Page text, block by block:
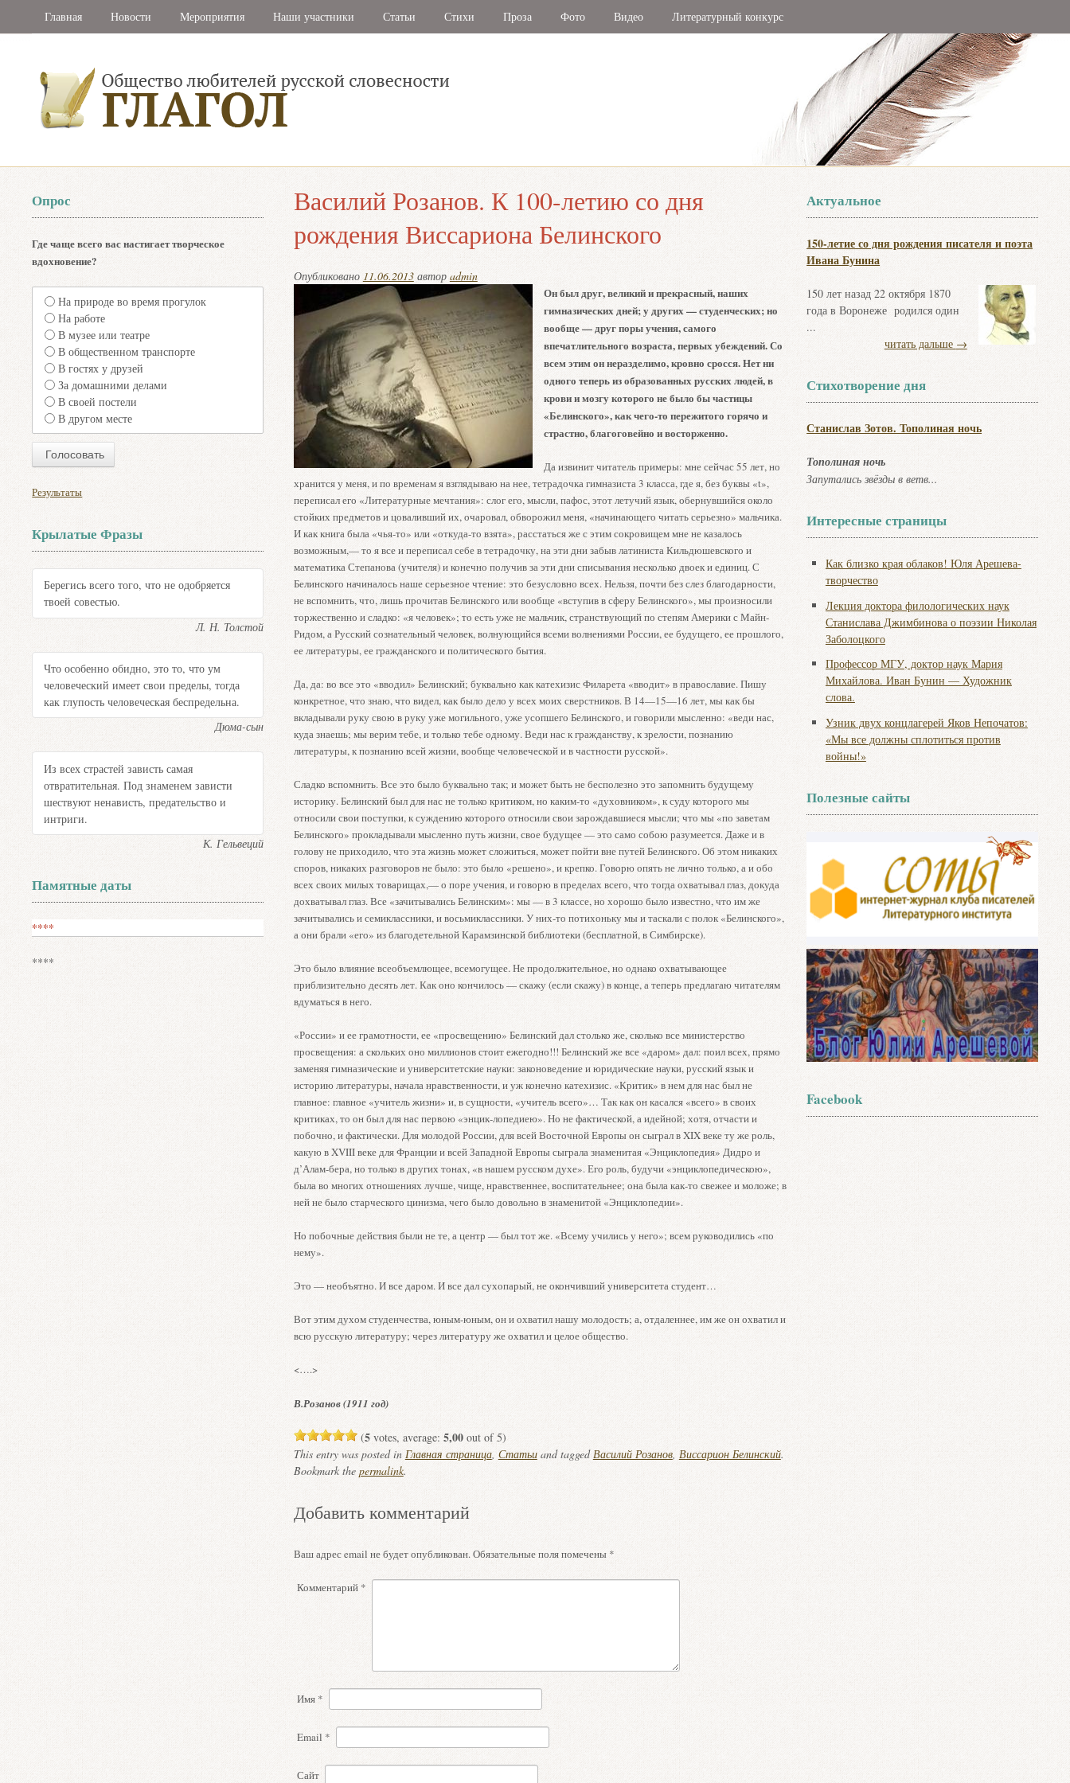
Главная Новости Мероприятия Наши участники Статьи Стихи Проза Фото Видео Литературный конкурс
Василий Розанов. К 100-летию со дня
рождения Виссариона Белинского
Опубликовано 11.06.2013автор admin
Он был друг, великий и прекрасный, наших
гимназических дней; у других — студенческих; но
вообще — друг поры учения, самого
впечатлительного возраста, первых убеждений. Со
всем этим он неразделимо, кровно сросся. Нет ни
одного теперь из образованных русских людей, в
крови и мозгу которого не было бы частицы
«Белинского», как чего-то пережитого горячо и
страстно, благоговейно и восторженно.
Да извинит читатель примеры: мне сейчас 55 лет, но
хранится у меня, и по временам я взглядываю на нее, тетрадочка гимназиста 3 класса, где я, без буквы «t»,
переписал его «Литературные мечтания»: слог его, мысли, пафос, этот летучий язык, обернувшийся около
стойких предметов и цоваливший их, очаровал, обворожил меня, «начинающего читать серьезно» мальчика.
И как книга была «чья-то» или «откуда-то взята», расстаться же с этим сокровищем мне не казалось
возможным,— то я все и переписал себе в тетрадочку, на эти дни забыв латиниста Кильдюшевского и
математика Степанова (учителя) и конечно получив за эти дни списывания несколько двоек и единиц. С
Белинского начиналось наше серьезное чтение: это безусловно всех. Нельзя, почти без слез благодарности,
не вспомнить, что, лишь прочитав Белинского или вообще «вступив в сферу Белинского», мы произносили
торжественно и сладко: «я человек»; то есть уже не мальчик, странствующий по степям Америки с Майн-
Ридом, а Русский сознательный человек, волнующийся всеми волнениями России, ее будущего, ее прошлого,
ее литературы, ее гражданского и политического бытия.
Да, да: во все это «вводил» Белинский; буквально как катехизис Филарета «вводит» в православие. Пишу
конкретное, что знаю, что видел, как было дело у всех моих сверстников. В 14—15—16 лет, мы как бы
вкладывали руку свою в руку уже могильного, уже усопшего Белинского, и говорили мысленно: «веди нас,
куда знаешь; мы верим тебе, и только тебе одному. Веди нас к гражданству, к зрелости, познанию
литературы, к познанию всей жизни, вообще человеческой и в частности русской».
Сладко вспомнить. Все это было буквально так; и может быть не бесполезно это запомнить будущему
историку. Белинский был для нас не только критиком, но каким-то «духовником», к суду которого мы
относили свои поступки, к суждению которого относили свои зарождавшиеся мысли; что мы «по заветам
Белинского» прокладывали мысленно путь жизни, свое будущее — это само собою разумеется. Даже и в
голову не приходило, что эта жизнь может сложиться, может пойти вне путей Белинского. Об этом никаких
споров, никаких разговоров не было: это было «решено», и крепко. Говорю опять не лично только, а и обо
всех своих милых товарищах,— о поре учения, и говорю в пределах всего, что тогда охватывал глаз, докуда
дохватывал глаз. Все «зачитывались Белинским»: мы — в 3 классе, но хорошо было известно, что им же
зачитывались и семиклассники, и восьмиклассники. У них-то потихоньку мы и таскали с полок «Белинского»,
а они брали «его» из благодетельной Карамзинской библиотеки (бесплатной, в Симбирске).
Это было влияние всеобъемлющее, всемогущее. Не продолжительное, но однако охватывающее
приблизительно десять лет. Как оно кончилось — скажу (если скажу) в конце, а теперь предлагаю читателям
вдуматься в него.
«России» и ее грамотности, ее «просвещению» Белинский дал столько же, сколько все министерство
просвещения: а скольких оно миллионов стоит ежегодно!!! Белинский же все «даром» дал: поил всех, прямо
заменяя гимназические и университетские науки: законоведение и юридические науки, русский язык и
историю литературы, начала нравственности, и уж конечно катехизис. «Критик» в нем для нас был не
главное: главное «учитель жизни» и, в сущности, «учитель всего»… Так как он касался «всего» в своих
критиках, то он был для нас первою «энцик-лопедиею». Но не фактической, а идейной; хотя, отчасти и
побочно, и фактически. Для молодой России, для всей Восточной Европы он сыграл в XIX веке ту же роль,
какую в XVIII веке для Франции и всей Западной Европы сыграла знаменитая «Энциклопедия» Дидро и
д’Алам-бера, но только в других тонах, «в нашем русском духе». Его роль, будучи «энциклопедическою»,
была во многих отношениях лучше, чище, нравственнее, воспитательнее; она была как-то свежее и моложе; в
ней не было старческого цинизма, чего было довольно в знаменитой «Энциклопедии».
Но побочные действия были не те, а центр — был тот же. «Всему учились у него»; всем руководились «по
нему».
Это — необъятно. И все даром. И все дал сухопарый, не окончивший университета студент…
Вот этим духом студенчества, юным-юным, он и охватил нашу молодость; а, отдаленнее, им же он охватил и
всю русскую литературу; через литературу же охватил и целое общество.
<….>
В.Розанов (1911 год)
(5votes, average: 5,00out of 5)
This entry was posted in Главная страница, Статьиand taggedВасилий Розанов, Виссарион Белинский.
Bookmark the permalink.
Добавить комментарий
Ваш адрес email не будет опубликован.Обязательные поля помечены *
Комментарий *
Имя *
Email *
Сайт
Актуальное
150-летие со дня рождения писателя и поэта
Ивана Бунина
150 лет назад 22 октября 1870
года в Воронеже родился один
...
читать дальше →
Стихотворение дня
Станислав Зотов. Тополиная ночь
Тополиная ночь
Запутались звёзды в ветв...
Интересные страницы
Как близко края облаков! Юля Арешева-
творчество
Лекция доктора филологических наук
Станислава Джимбинова о поэзии Николая
Заболоцкого
Профессор МГУ, доктор наук Мария
Михайлова. Иван Бунин — Художник
слова.
Узник двух концлагерей Яков Непочатов:
«Мы все должны сплотиться против
войны!»
Полезные сайты
Facebook
Опрос
Где чаще всего вас настигает творческое
вдохновение?
На природе во время прогулок
На работе
В музее или театре
В общественном транспорте
В гостях у друзей
За домашними делами
В своей постели
В другом месте
Результаты
Крылатые Фразы
Берегись всего того, что не одобряется
твоей совестью.
Л. Н. Толстой
Что особенно обидно, это то, что ум
человеческий имеет свои пределы, тогда
как глупость человеческая беспредельна.
Дюма-сын
Из всех страстей зависть самая
отвратительная. Под знаменем зависти
шествуют ненависть, предательство и
интриги.
К. Гельвеций
Памятные даты
****
****